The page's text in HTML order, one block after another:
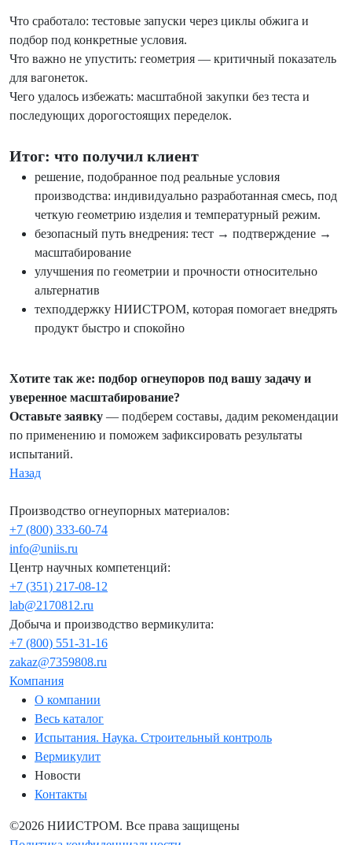
Что сработало: тестовые запуски через циклы обжига и
подбор под конкретные условия.
Что важно не упустить: геометрия — критичный показатель
для вагонеток.
Чего удалось избежать: масштабной закупки без теста и
последующих дорогостоящих переделок.
Итог: что получил клиент
решение, подобранное под реальные условия
производства: индивидуально разработанная смесь, под
четкую геометрию изделия и температурный режим.
безопасный путь внедрения: тест → подтверждение →
масштабирование
улучшения по геометрии и прочности относительно
альтернатив
техподдержку НИИСТРОМ, которая помогает внедрять
продукт быстро и спокойно
Хотите так же: подбор огнеупоров под вашу задачу и
уверенное масштабирование?
Оставьте заявку — подберем составы, дадим рекомендации
по применению и поможем зафиксировать результаты
испытаний.
Назад
Производство огнеупорных материалов:
+7 (800) 333-60-74
info@uniis.ru
Центр научных компетенций:
+7 (351) 217-08-12
lab@2170812.ru
Добыча и производство вермикулита:
+7 (800) 551-31-16
zakaz@7359808.ru
Компания
О компании
Весь каталог
Испытания. Наука. Строительный контроль
Вермикулит
Новости
Контакты
©2026 НИИСТРОМ. Все права защищены